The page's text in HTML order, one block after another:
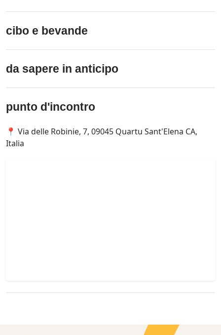
cibo e bevande
da sapere in anticipo
punto d'incontro
📍 Via delle Robinie, 7, 09045 Quartu Sant'Elena CA,
Italia